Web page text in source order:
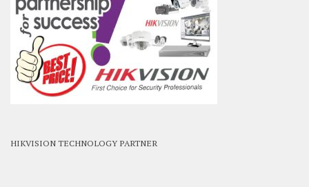
HIKVISION TECHNOLOGY PARTNER